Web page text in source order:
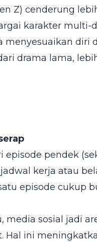
Z) cenderung
karakter multi-
menyesuaikan diri
drama lama,
pendek
kerja atau
episode cukup
media sosial jadi
Hal ini